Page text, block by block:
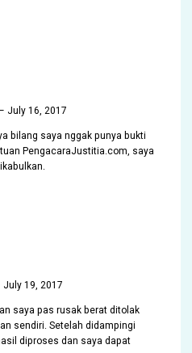
July 16, 2017
bilang saya nggak punya bukti
PengacaraJustitia.com, saya
July 19, 2017
saya pas rusak berat ditolak
sendiri. Setelah didampingi
diproses dan saya dapat